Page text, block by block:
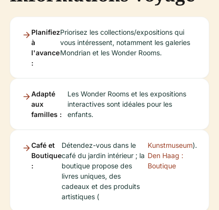
Planifiez
à
l'avance
:
Priorisez les collections/expositions qui
vous intéressent, notamment les galeries
Mondrian et les Wonder Rooms.
Adapté
aux
familles :
Les Wonder Rooms et les expositions
interactives sont idéales pour les
enfants.
Café et
Boutique
:
Détendez-vous dans le
café du jardin intérieur ; la
boutique propose des
livres uniques, des
cadeaux et des produits
artistiques (
Kunstmuseum
Den Haag :
Boutique
).